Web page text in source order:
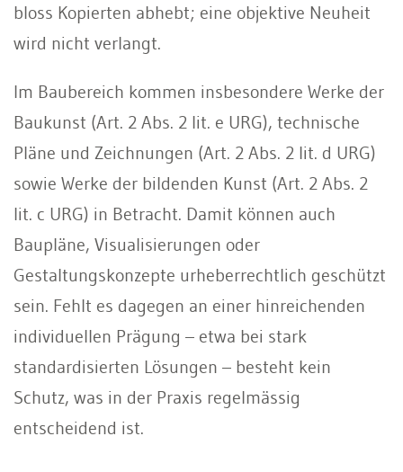
bloss Kopierten abhebt; eine objektive Neuheit
wird nicht verlangt.
Im Baubereich kommen insbesondere Werke der
Baukunst (Art. 2 Abs. 2 lit. e URG), technische
Pläne und Zeichnungen (Art. 2 Abs. 2 lit. d URG)
sowie Werke der bildenden Kunst (Art. 2 Abs. 2
lit. c URG) in Betracht. Damit können auch
Baupläne, Visualisierungen oder
Gestaltungskonzepte urheberrechtlich geschützt
sein. Fehlt es dagegen an einer hinreichenden
individuellen Prägung – etwa bei stark
standardisierten Lösungen – besteht kein
Schutz, was in der Praxis regelmässig
entscheidend ist.